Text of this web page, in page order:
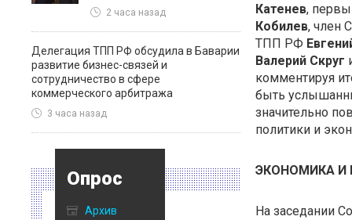
2 часа назад
Делегация ТПП РФ обсудила в Баварии
развитие бизнес-связей и
сотрудничество в сфере
коммерческого арбитража
3 часа назад
Опрос
Архив
Катенев,
Кобилев, член
ТПП РФ
Валерий Скруг
комментируя
быть
значительно
политики и
ЭКОНОМИКА И
На заседании